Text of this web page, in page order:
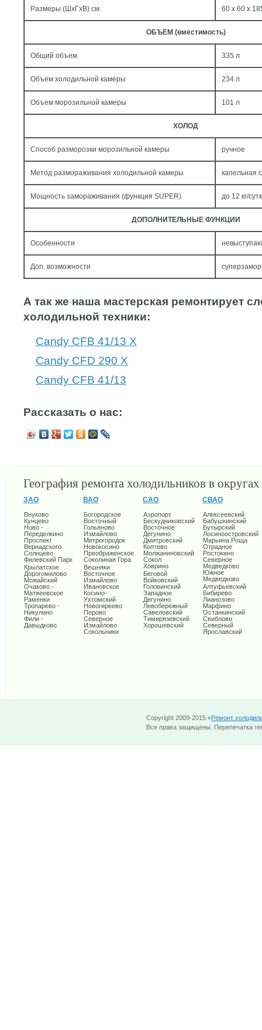
Размеры (ШxГxВ) см. 60 x 60 x
ОБЪЕМ (вместимость)
Общий объем 335 л
Объем холодильной камеры 234 л
Объем морозильной камеры 101 л
ХОЛОД
Способ разморозки морозильной камеры ручное
Метод размораживания холодильной камеры капельная
Мощность замораживания (функция SUPER) до 12 кг/
ДОПОЛНИТЕЛЬНЫЕ ФУНКЦИИ
Особенности
Доп. возможности
А так же наша мастерская ремонтирует
холодильной техники:
Candy CFB 41/13 X
Candy CFD 290 X
Candy CFB 41/13
Рассказать о нас:
География ремонта холодильников в
ЗАО
Внуково
Кунцево
Ново -
Переделкино
Проспект
Вернадского
Солнцево
Филевский Парк
Крылатское
Дорогомилово
Можайский
Очаково -
Матвеевское
Раменки
Тропарево -
Никулино
Фили -
Давыдково
ВАО
Богородское
Восточный
Гольяново
Измайлово
Метрогородок
Новокосино
Преображенское
Соколиная Гора
Вешняки
Восточное
Измайлово
Ивановское
Косино-
Ухтомский
Новогиреево
Перово
Северное
Измайлово
Сокольники
САО
Аэропорт
Бескудниковский
Восточное
Дегунино
Дмитровский
Коптево
Молжаниновский
Сокол
Ховрино
Беговой
Войковский
Головинский
Западное
Дегунино
Левобережный
Савеловский
Тимирязевский
Хорошевский
СВАО
Алексеевский
Бабушкинский
Бутырский
Лосиноостровский
Марьина Роща
Отрадное
Ростокино
Северное
Медведково
Южное
Медведково
Алтуфьевский
Бибирево
Лианозово
Марфино
Останкинский
Свиблово
Северный
Ярославский
Copyright 2009-2015 «Ремонт
Все права защищены. Перепечатка